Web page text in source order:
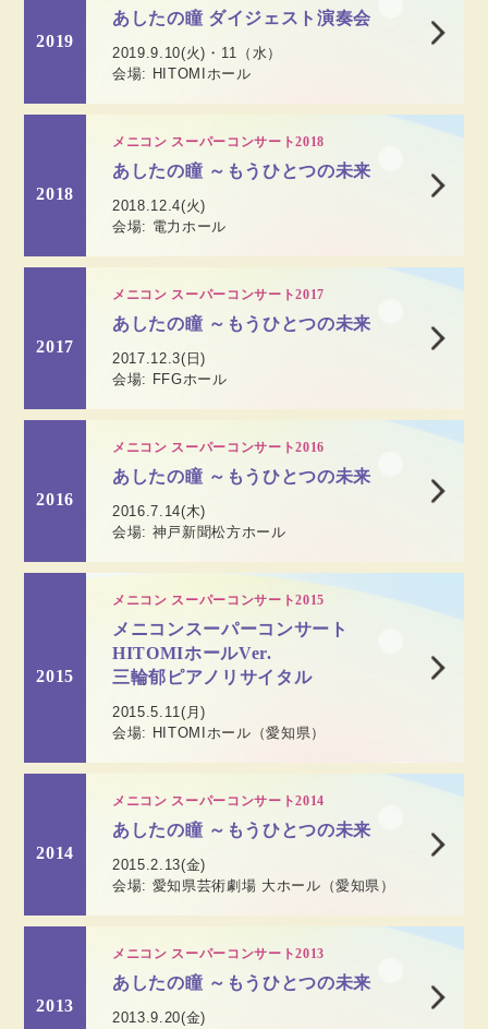
2019
あしたの瞳 ダイジェスト演奏会
2019.9.10(火)・11（水）
会場: HITOMIホール
2018
メニコン スーパーコンサート2018
あしたの瞳 ～もうひとつの未来
2018.12.4(火)
会場: 電力ホール
2017
メニコン スーパーコンサート2017
あしたの瞳 ～もうひとつの未来
2017.12.3(日)
会場: FFGホール
2016
メニコン スーパーコンサート2016
あしたの瞳 ～もうひとつの未来
2016.7.14(木)
会場: 神戸新聞松方ホール
2015
メニコン スーパーコンサート2015
メニコンスーパーコンサート
HITOMIホールVer.
三輪郁ピアノリサイタル
2015.5.11(月)
会場: HITOMIホール（愛知県）
2014
メニコン スーパーコンサート2014
あしたの瞳 ～もうひとつの未来
2015.2.13(金)
会場: 愛知県芸術劇場 大ホール（愛知県）
2013
メニコン スーパーコンサート2013
あしたの瞳 ～もうひとつの未来
2013.9.20(金)